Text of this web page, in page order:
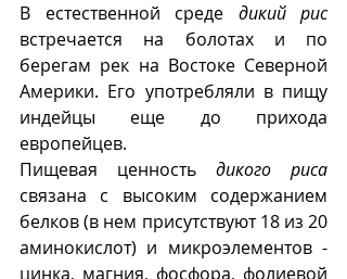
В естественной среде дикий рис
встречается на болотах и по
берегам рек на Востоке Северной
Америки. Его употребляли в пищу
индейцы еще до прихода
европейцев.
Пищевая ценность дикого риса
связана с высоким содержанием
белков (в нем присутствуют 18 из 20
аминокислот) и микроэлементов -
цинка, магния, фосфора, фолиевой